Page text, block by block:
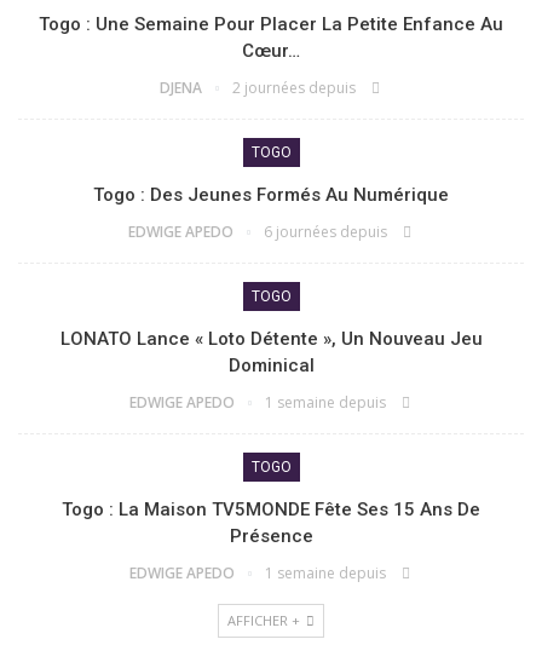
Togo : Une Semaine Pour Placer La Petite Enfance Au
Cœur…
DJENA 2 journées depuis
TOGO
Togo : Des Jeunes Formés Au Numérique
EDWIGE APEDO 6 journées depuis
TOGO
LONATO Lance « Loto Détente », Un Nouveau Jeu
Dominical
EDWIGE APEDO 1 semaine depuis
TOGO
Togo : La Maison TV5MONDE Fête Ses 15 Ans De
Présence
EDWIGE APEDO 1 semaine depuis
AFFICHER +